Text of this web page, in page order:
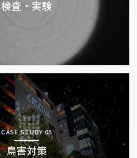
検査・実験
CASE STUDY 05
鳥害対策